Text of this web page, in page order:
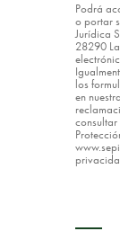
Podrá
o portar
Jurídica
28290
los
en